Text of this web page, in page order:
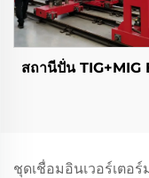
สถานีปั่น TIG+MIG
ชุดเชื่อมอินเวอร์เตอ